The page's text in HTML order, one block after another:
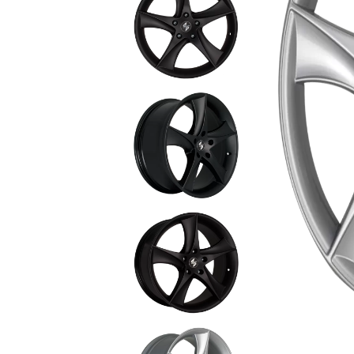
Sisteme
Accesorii
ACCESORII
Ceasuri
Copii
Bărbați
Femei
Bijuterii
Parfumuri
Lac de
Farduri
Vitamine
Standuri Coolere laptop
Elemente de Caroserie